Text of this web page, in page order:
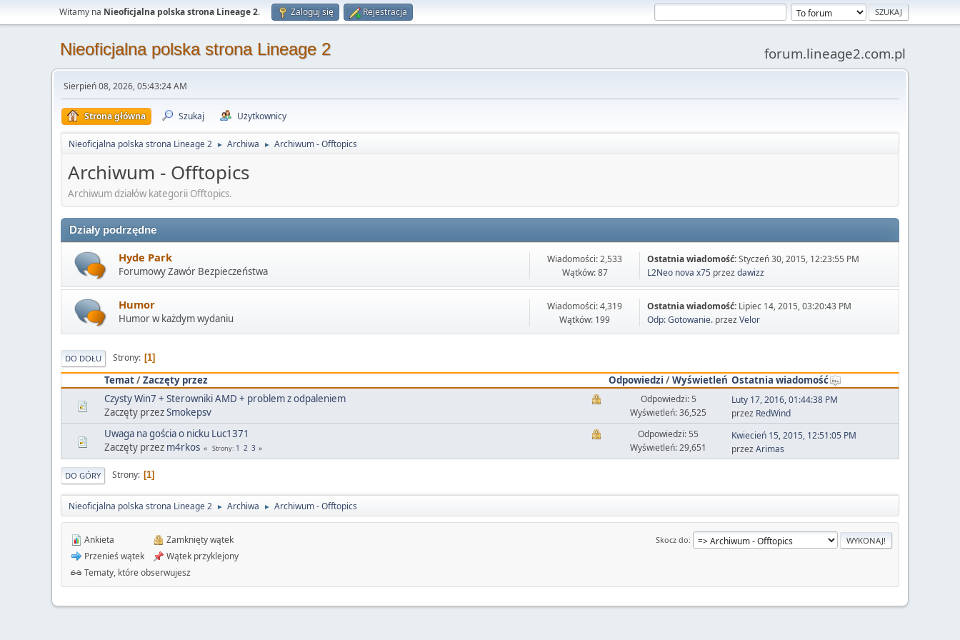
Witamy na Nieoficjalna polska strona Lineage 2. Zaloguj się Rejestracja
Nieoficjalna polska strona Lineage 2 forum.lineage2.com.pl
Sierpień 08, 2026, 05:43:24 AM
Strona główna Szukaj Użytkownicy
Nieoficjalna polska strona Lineage 2 ► Archiwa ► Archiwum - Offtopics
Archiwum - Offtopics
Archiwum działów kategorii Offtopics.
Działy podrzędne
Hyde Park
Forumowy Zawór Bezpieczeństwa
Wiadomości: 2,533
Wątków: 87
Ostatnia wiadomość:Styczeń 30, 2015, 12:23:55 PM
L2Neo nova x75 przezdawizz
Humor
Humor w każdym wydaniu
Wiadomości: 4,319
Wątków: 199
Ostatnia wiadomość: Lipiec 14, 2015, 03:20:43 PM
Odp: Gotowanie. przezVelor
DO DOŁU Strony 1
Temat/Zaczęty przez Odpowiedzi /Wyświetleń Ostatnia wiadomość
Czysty Win7 + Sterowniki AMD + problem z odpaleniem
Zaczęty przezSmokepsv
Odpowiedzi: 5
Wyświetleń: 36,525
Luty 17, 2016, 01:44:38 PM
przez RedWind
Uwaga na gościa o nicku Luc1371
Zaczęty przez m4rkos Strony 1 2 3
Odpowiedzi: 55
Wyświetleń: 29,651
Kwiecień 15, 2015, 12:51:05 PM
przezArimas
DO GÓRY Strony 1
Nieoficjalna polska strona Lineage 2 ► Archiwa ► Archiwum - Offtopics
Skocz do
Ankieta
Przenieś wątek
Zamknięty wątek
Wątek przyklejony
Tematy, które obserwujesz